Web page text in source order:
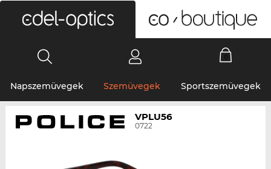
Napszemüvegek Szemüvegek Sportszemüvegek
VPLU56
0722